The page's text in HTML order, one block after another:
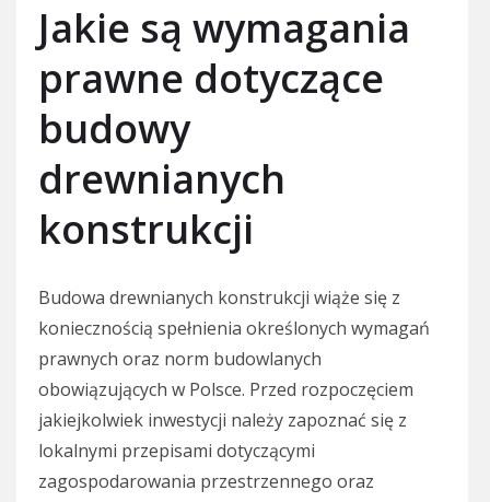
Jakie są wymagania
prawne dotyczące
budowy
drewnianych
konstrukcji
Budowa drewnianych konstrukcji wiąże się z
koniecznością spełnienia określonych wymagań
prawnych oraz norm budowlanych
obowiązujących w Polsce. Przed rozpoczęciem
jakiejkolwiek inwestycji należy zapoznać się z
lokalnymi przepisami dotyczącymi
zagospodarowania przestrzennego oraz